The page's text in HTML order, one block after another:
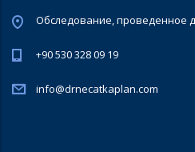
Обследование, проведенное
+90 530 328 09 19
info@drnecatkaplan.com